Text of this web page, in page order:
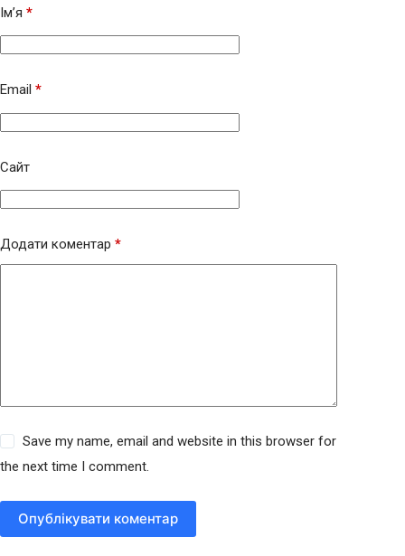
Ім’я *
Email *
Сайт
Додати коментар *
Save my name, email and website in this browser for
the next time I comment.
Опублікувати коментар